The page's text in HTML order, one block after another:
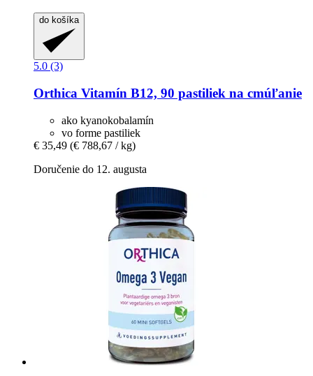
do košíka
5.0 (3)
Orthica Vitamín B12, 90 pastiliek na cmúľanie
ako kyanokobalamín
vo forme pastiliek
€ 35,49 (€ 788,67 / kg)
Doručenie do 12. augusta